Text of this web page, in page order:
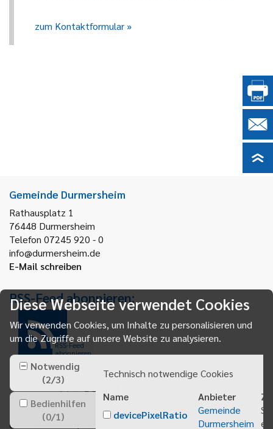
zum Kontaktformular
Gemeinde Durmersheim
Rathausplatz 1
76448 Durmersheim
Telefon 07245 920 - 0
info@durmersheim.de
E-Mail schreiben
RSS-Feed abonnieren:
RSS-Feed
abonnieren
Gemeindeanzeiger abonnieren
Diese Webseite verwendet Cookies
Wir verwenden Cookies, um Inhalte zu personalisieren und
um die Zugriffe auf unsere Website zu analysieren.
Notwendig
(2/3)
Bedienhilfen
(0/1)
Technisch notwendige Cookies
Name
Anbieter
devicePixelRatio
Gemeinde
Durmersheim